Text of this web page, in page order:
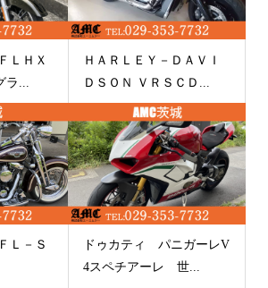
ＬＨＸ
...
ＨＡＲＬＥＹ－ＤＡＶＩ
ＤＳＯＮ ＶＲＳＣＤ...
Ｌ－Ｓ
ドゥカティ パニガーレV
4スペチアーレ 世...